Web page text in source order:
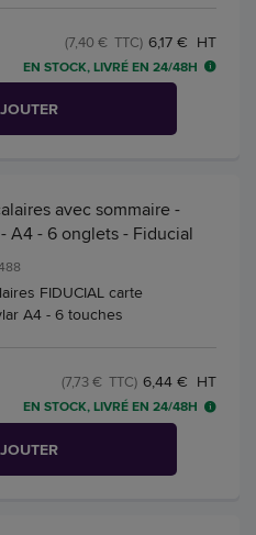
6,17 € HT
(7,40 € TTC)
EN STOCK, LIVRÉ EN 24/48H
avec sommaire -
A4 - 6 onglets - Fiducial
FIDUCIAL carte
A4 - 6 touches
6,44 € HT
(7,73 € TTC)
EN STOCK, LIVRÉ EN 24/48H